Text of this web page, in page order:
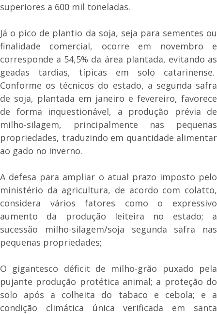
superiores a 600 mil toneladas.
Já o pico de plantio da soja, seja para sementes ou
finalidade comercial, ocorre em novembro e
corresponde a 54,5% da área plantada, evitando as
geadas tardias, típicas em solo catarinense.
Conforme os técnicos do estado, a segunda safra
de soja, plantada em janeiro e fevereiro, favorece
de forma inquestionável, a produção prévia de
milho-silagem, principalmente nas pequenas
propriedades, traduzindo em quantidade alimentar
ao gado no inverno.
A defesa para ampliar o atual prazo imposto pelo
ministério da agricultura, de acordo com colatto,
considera vários fatores como o expressivo
aumento da produção leiteira no estado; a
sucessão milho-silagem/soja segunda safra nas
pequenas propriedades;
O gigantesco déficit de milho-grão puxado pela
pujante produção protética animal; a proteção do
solo após a colheita do tabaco e cebola; e a
condição climática única verificada em santa